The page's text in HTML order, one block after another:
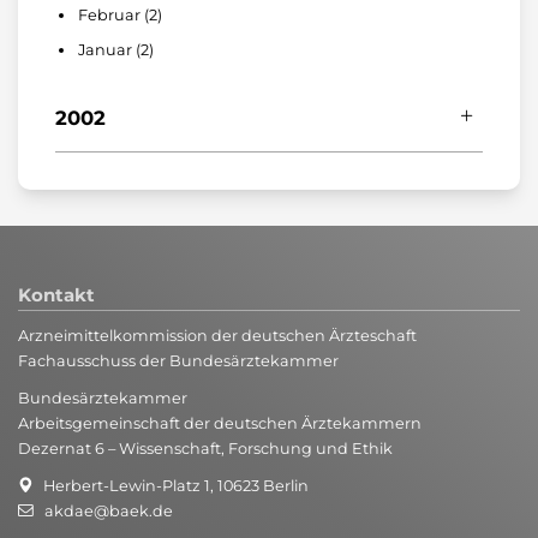
Januar (5)
Februar (1)
Februar (2)
Januar (2)
2002
August (2)
Juli (2)
Mai (2)
April (1)
März (3)
Februar (1)
Kontakt
Arzneimittelkommission der deutschen Ärzteschaft
Fachausschuss der Bundesärztekammer
Bundesärztekammer
Arbeitsgemeinschaft der deutschen Ärztekammern
Dezernat 6 – Wissenschaft, Forschung und Ethik
Herbert-Lewin-Platz 1, 10623 Berlin
akdae@baek.de